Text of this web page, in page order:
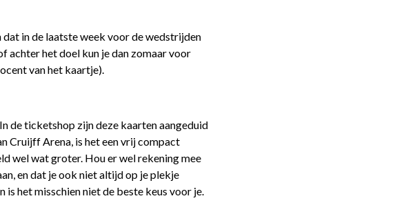
in de laatste week voor de wedstrijden
achter het doel kun je dan zomaar voor
van het kaartje).
de ticketshop zijn deze kaarten aangeduid
Cruijff Arena, is het een vrij compact
wel wat groter. Hou er wel rekening mee
en dat je ook niet altijd op je plekje
het misschien niet de beste keus voor je.